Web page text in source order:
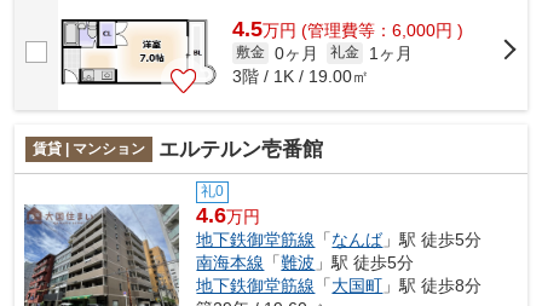
4.5万円 (管理費等：6,000円 )
敷金 0ヶ月 礼金
1ヶ月
3階 / 1K / 19.00㎡
賃貸 | マンション エルテルン壱番館
礼0
4.6万円
地下鉄御堂筋線 「なんば」駅 徒歩5分
南海本線 「難波 」駅 徒歩5分
地下鉄御堂筋線 「大国町 」駅 徒歩8分